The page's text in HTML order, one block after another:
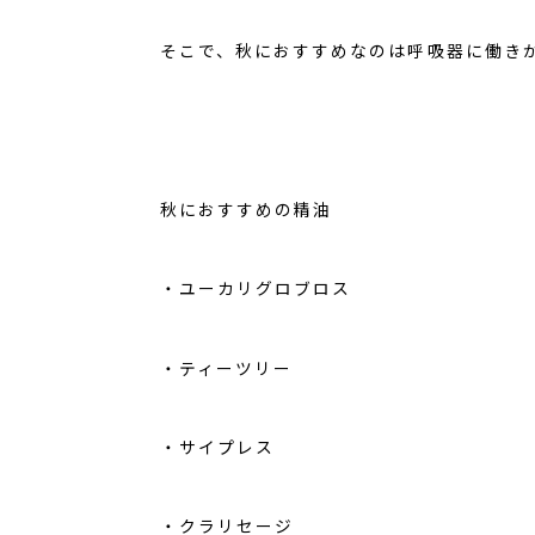
そこで、秋におすすめなのは呼吸器に働き
秋におすすめの精油
・ユーカリグロブロス
・ティーツリー
・サイプレス
・クラリセージ